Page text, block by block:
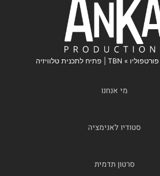
פורטפוליו » TBN | פתיח לתכנית טלוויזיה
מי אנחנו
סטודיו לאנימציה
סרטון תדמית